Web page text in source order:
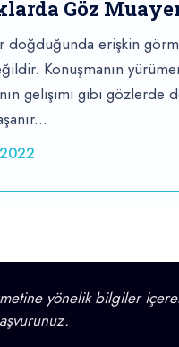
Göz
doğduğunda erişkin
Konuşmanın
gelişimi gibi gözlerde
yönelik bilgiler